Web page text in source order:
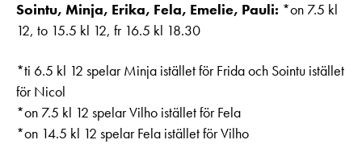
Sointu, Minja, Erika, Fela, Emelie, Pauli: *on 7.5 kl
12, to 15.5 kl 12, fr 16.5 kl 18.30
*ti 6.5 kl 12 spelar Minja istället för Frida och Sointu istället
för Nicol
*on 7.5 kl 12 spelar Vilho istället för Fela
*on 14.5 kl 12 spelar Fela istället för Vilho